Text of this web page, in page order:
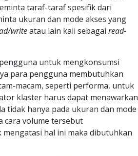
taraf-taraf spesifik dari
ukuran dan mode akses yang
writeatau lain kali sebagai read-
untuk mengkonsumsi
para pengguna membutuhkan
macam, seperti performa, untuk
klaster harus dapat menawarkan
tidak hanya pada ukuran dan mode
cara volume tersebut
hal ini maka dibutuhkan